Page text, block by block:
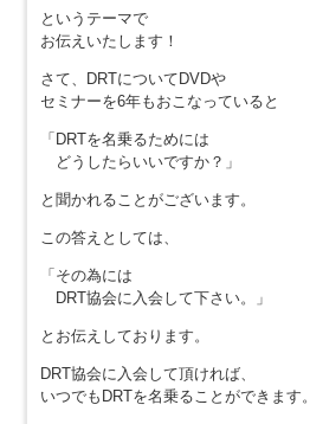
というテーマで
お伝えいたします！
さて、DRTについてDVDや
セミナーを6年もおこなっていると
「DRTを名乗るためには
どうしたらいいですか？」
と聞かれることがございます。
この答えとしては、
「その為には
DRT協会に入会して下さい。」
とお伝えしております。
DRT協会に入会して頂ければ、
いつでもDRTを名乗ることができます。